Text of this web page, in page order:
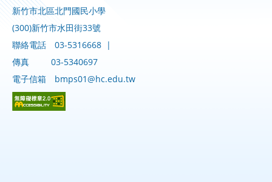
新竹市北區北門國民小學
(300)新竹市水田街33號
聯絡電話
03-5316668 |
傳真
03-5340697
電子信箱
bmps01@hc.edu.tw